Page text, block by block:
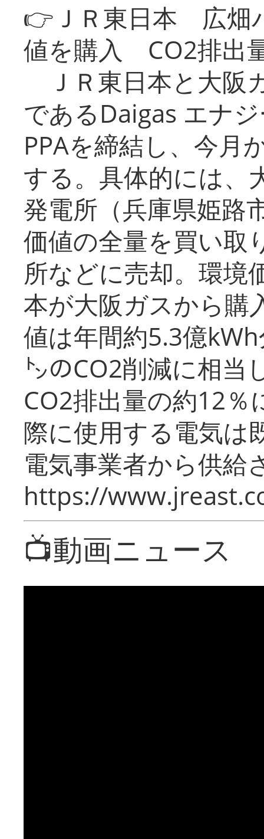
👉ＪＲ東日本 広畑
値を購入 CO2排出
ＪＲ東日本と大阪
であるDaigas エナ
PPAを締結し、今月
する。具体的には、
発電所（兵庫県姫路
価値の全量を買い取
所などに売却。環境
本が大阪ガスから購
値は年間約5.3億
㌧のCO2削減に相当
CO2排出量の約12％
際に使用する電気は
電気事業者から供給
https://
📺動画ニュース